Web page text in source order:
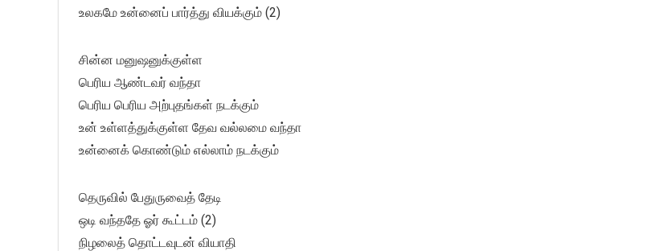
உலகமே உன்னைப் பார்த்து வியக்கும் (2)
சின்ன மனுஷனுக்குள்ள
பெரிய ஆண்டவர் வந்தா
பெரிய பெரிய அற்புதங்கள் நடக்கும்
உன் உள்ளத்துக்குள்ள தேவ வல்லமை வந்தா
உன்னைக் கொண்டும் எல்லாம் நடக்கும்
தெருவில் பேதுருவைத் தேடி
ஒடி வந்ததே ஓர் கூட்டம் (2)
நிழலைத் தொட்டவுடன் வியாதி